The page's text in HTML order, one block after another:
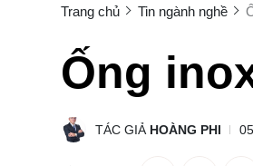
Trang chủ Tin ngành nghề
Ống
TÁC GIẢ HOÀNG PHI